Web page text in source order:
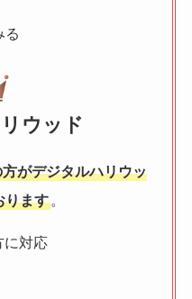
る
ウッド
がデジタルハリウッ
ります。
に対応